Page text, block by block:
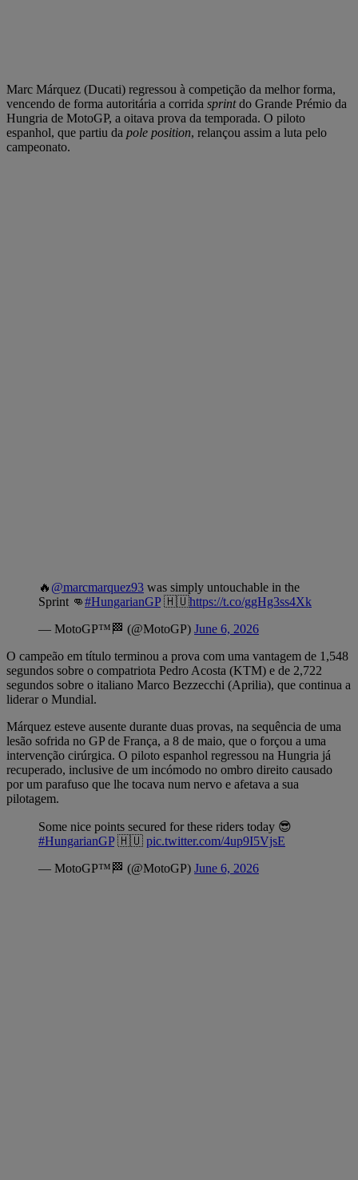
Marc Márquez (Ducati) regressou à competição da melhor forma,
vencendo de forma autoritária a corrida sprintdo Grande Prémio da
Hungria de MotoGP, a oitava prova da temporada. O piloto
espanhol, que partiu da pole position, relançou assim a luta pelo
campeonato.
🔥 @marcmarquez93 was simply untouchable in the
Sprint 👊#HungarianGP🇭🇺https://t.co/ggHg3ss4Xk
— MotoGP™🏁 (@MotoGP) June 6, 2026
O campeão em título terminou a prova com uma vantagem de 1,548
segundos sobre o compatriota Pedro Acosta (KTM) e de 2,722
segundos sobre o italiano Marco Bezzecchi (Aprilia), que continua a
liderar o Mundial.
Márquez esteve ausente durante duas provas, na sequência de uma
lesão sofrida no GP de França, a 8 de maio, que o forçou a uma
intervenção cirúrgica. O piloto espanhol regressou na Hungria já
recuperado, inclusive de um incómodo no ombro direito causado
por um parafuso que lhe tocava num nervo e afetava a sua
pilotagem.
Some nice points secured for these riders today 😎
#HungarianGP🇭🇺 pic.twitter.com/4up9I5VjsE
— MotoGP™🏁 (@MotoGP) June 6, 2026